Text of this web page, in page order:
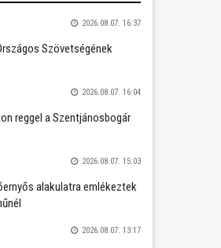
2026.08.07. 16:37
Szövetségének
2026.08.07. 16:04
reggel a Szentjánosbogár
2026.08.07. 15:03
alakulatra emlékeztek
2026.08.07. 13:17